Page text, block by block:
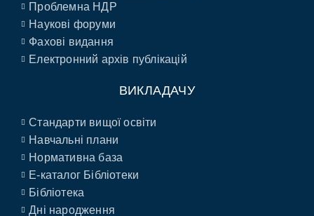
Проблемна НДР
Наукові форуми
Фахові видання
Електронний архів публікацій
ВИКЛАДАЧУ
Стандарти вищої освіти
Навчальні плани
Нормативна база
E-каталог Бібліотеки
Бібліотека
Дні народження